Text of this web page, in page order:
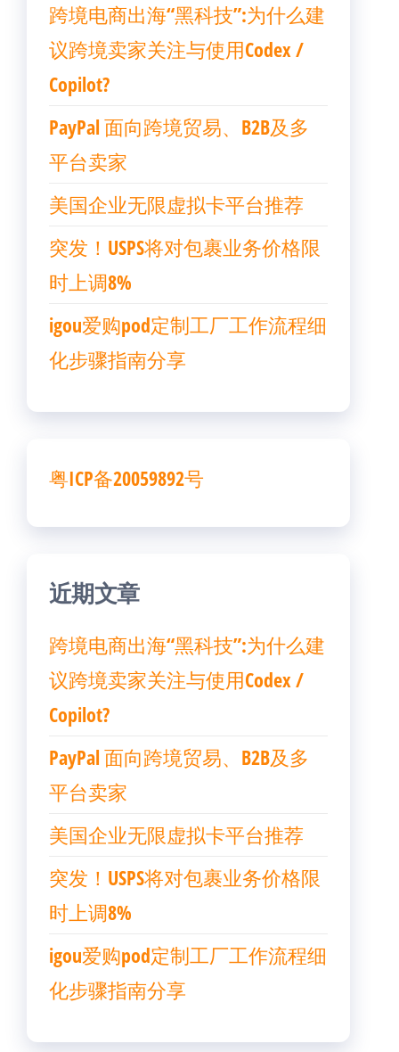
跨境电商出海“黑科技”:为什么建
议跨境卖家关注与使用Codex /
Copilot?
PayPal 面向跨境贸易、B2B及多
平台卖家
美国企业无限虚拟卡平台推荐
突发！USPS将对包裹业务价格限
时上调8%
igou爱购pod定制工厂工作流程细
化步骤指南分享
粤ICP备20059892号
近期文章
跨境电商出海“黑科技”:为什么建
议跨境卖家关注与使用Codex /
Copilot?
PayPal 面向跨境贸易、B2B及多
平台卖家
美国企业无限虚拟卡平台推荐
突发！USPS将对包裹业务价格限
时上调8%
igou爱购pod定制工厂工作流程细
化步骤指南分享